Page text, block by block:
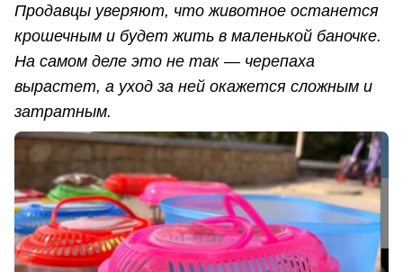
Продавцы уверяют, что животное останется
крошечным и будет жить в маленькой баночке.
На самом деле это не так — черепаха
вырастет, а уход за ней окажется сложным и
затратным.